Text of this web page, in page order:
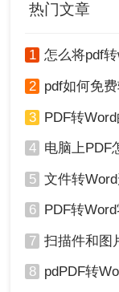
热门文章
1 怎么将pdf
2 pdf如何免费转化
3 PDF转Word的三
4 电脑上PDF怎么免
5 文件转Word形
6 PDF转Word零
7 扫描件和图片
8 pdPDF转